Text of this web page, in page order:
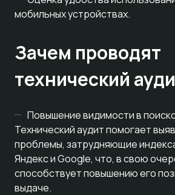
мобильных устройствах.
Зачем проводят
технический
Повышение видимости в
Технический аудит помогает
проблемы, затрудняющие
Яндекс и Google, что, в свою
способствует повышению его
выдаче.